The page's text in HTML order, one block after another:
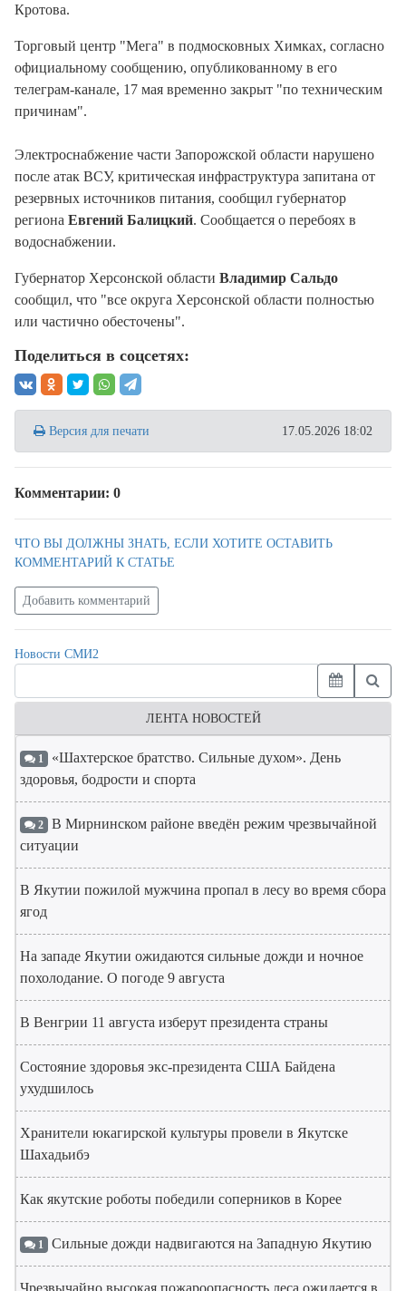
Кротова.
Торговый центр "Мега" в подмосковных Химках, согласно
официальному сообщению, опубликованному в его
телеграм-канале, 17 мая временно закрыт "по техническим
причинам".
Электроснабжение части Запорожской области нарушено
после атак ВСУ, критическая инфраструктура запитана от
резервных источников питания, сообщил губернатор
региона Евгений Балицкий. Сообщается о перебоях в
водоснабжении.
Губернатор Херсонской области Владимир Сальдо
сообщил, что "все округа Херсонской области полностью
или частично обесточены".
Поделиться в соцсетях:
Версия для печати 17.05.2026 18:02
Комментарии: 0
ЧТО ВЫ ДОЛЖНЫ ЗНАТЬ, ЕСЛИ ХОТИТЕ ОСТАВИТЬ
КОММЕНТАРИЙ К СТАТЬЕ
Добавить комментарий
Новости СМИ2
ЛЕНТА НОВОСТЕЙ
1 «Шахтерское братство. Сильные духом». День
здоровья, бодрости и спорта
2 В Мирнинском районе введён режим чрезвычайной
ситуации
В Якутии пожилой мужчина пропал в лесу во время сбора
ягод
На западе Якутии ожидаются сильные дожди и ночное
похолодание. О погоде 9 августа
В Венгрии 11 августа изберут президента страны
Состояние здоровья экс-президента США Байдена
ухудшилось
Хранители юкагирской культуры провели в Якутске
Шахадьибэ
Как якутские роботы победили соперников в Корее
1 Сильные дожди надвигаются на Западную Якутию